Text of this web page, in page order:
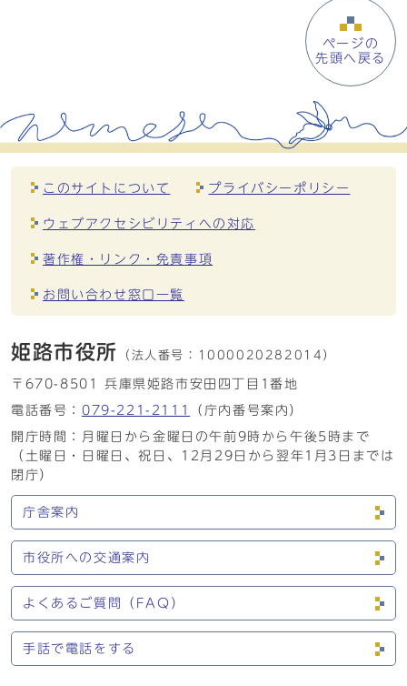
ページの
先頭へ戻る
このサイトについて プライバシーポリシー
ウェブアクセシビリティへの対応
著作権・リンク・免責事項
お問い合わせ窓口一覧
姫路市役所 （法人番号： 1000020282014）
〒670-8501 兵庫県姫路市安田四丁目1番地
電話番号： 079-221-2111
（庁内番号案内）
開庁時間：月曜日から金曜日の午前9時から午後5時まで
（土曜日・日曜日、祝日、12月29日から翌年1月3日までは
閉庁）
庁舎案内
市役所への交通案内
よくあるご質問（FAQ）
手話で電話をする